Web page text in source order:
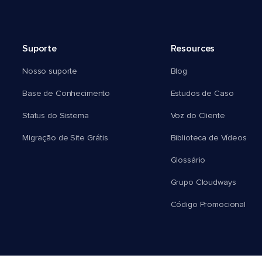
Suporte
Nosso suporte
Base de Conhecimento
Status do Sistema
Migração de Site Grátis
Resources
Blog
Estudos de Caso
Voz do Cliente
Biblioteca de Vídeos
Glossário
Grupo Cloudways
Código Promocional